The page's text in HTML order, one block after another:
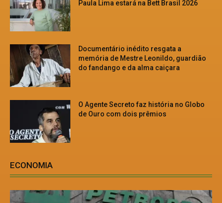
Paula Lima estará na Bett Brasil 2026
Documentário inédito resgata a
memória de Mestre Leonildo, guardião
do fandango e da alma caiçara
O Agente Secreto faz história no Globo
de Ouro com dois prêmios
ECONOMIA